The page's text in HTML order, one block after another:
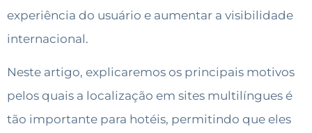
experiência do usuário e aumentar a visibilidade
internacional.
Neste artigo, explicaremos os principais motivos
pelos quais a localização em sites multilíngues é
tão importante para hotéis, permitindo que eles